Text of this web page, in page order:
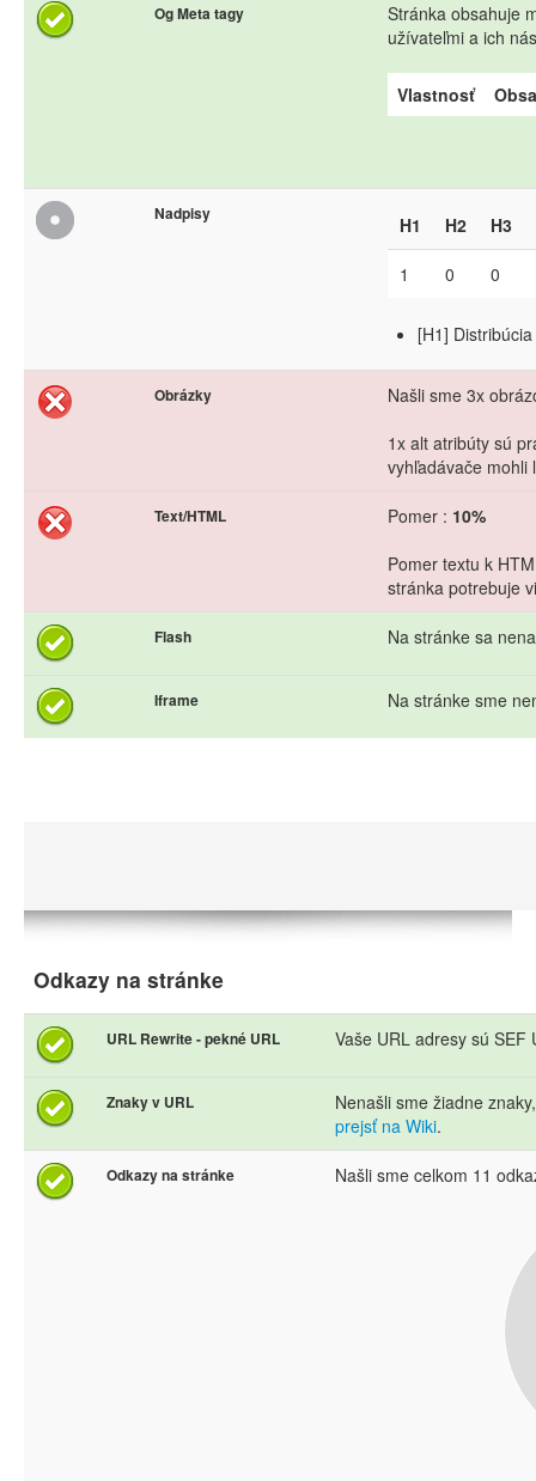
Og Meta tagy
Stránka obsahuje
užívateľmi a ich
Vlastnosť
Nadpisy H1 H2 H3
1 0 0
[H1]
Obrázky
Našli sme 3x
1x alt atribúty sú
vyhľadávače mohli
Text/HTML Pomer : 10%
Pomer textu k
stránka potrebuje
Flash Na stránke sa
Iframe Na stránke sme
Odkazy na stránke
URL Rewrite - pekné URL Vaše URL adresy sú
Znaky v URL
Nenašli sme žiadne
prejsť na Wiki.
Odkazy na stránke Našli sme celkom 11